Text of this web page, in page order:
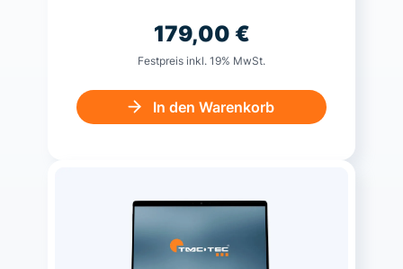
179,00 €
Festpreis inkl. 19% MwSt.
In den Warenkorb